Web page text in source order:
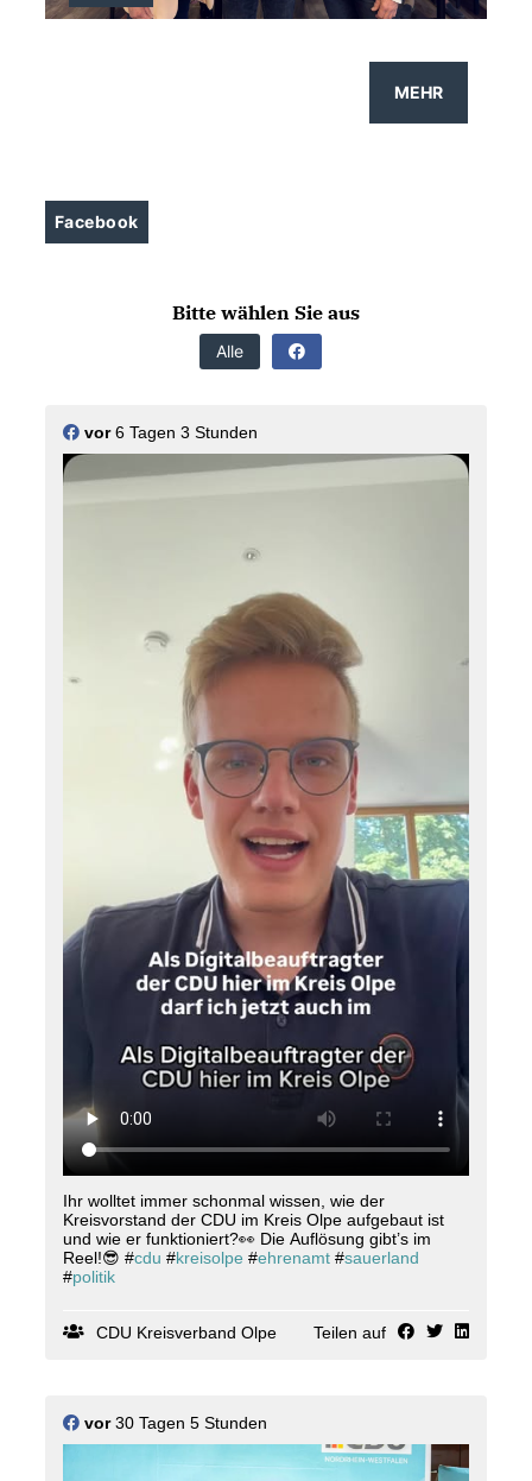
MEHR
Facebook
Bitte wählen Sie aus
Alle
vor6 Tagen 3 Stunden
Ihr wolltet immer schonmal wissen, wie der
Kreisvorstand der CDU im Kreis Olpe aufgebaut ist
und wie er funktioniert?👀 Die Auflösung gibt’s im
Reel!😎 #cdu #kreisolpe #ehrenamt #sauerland
#politik
CDU Kreisverband Olpe Teilen auf
vor30 Tagen 5 Stunden